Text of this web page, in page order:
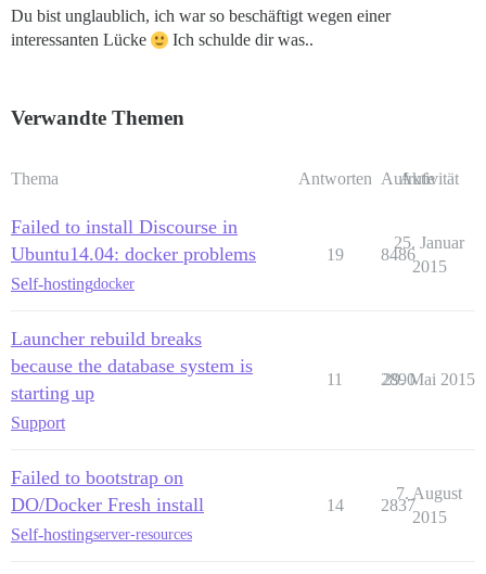
Du bist unglaublich, ich war so beschäftigt wegen einer
interessanten Lücke
Ich schulde dir was..
Verwandte Themen
Thema Antworten Aufrufe
Aktivität
Failed to install Discourse in
Ubuntu14.04: docker problems
Self-hostingdocker
19 8486
25. Januar
2015
Launcher rebuild breaks
because the database system is
starting up
Support
11 2890
29. Mai 2015
Failed to bootstrap on
DO/Docker Fresh install
Self-hostingserver-resources
14 2837
7. August
2015